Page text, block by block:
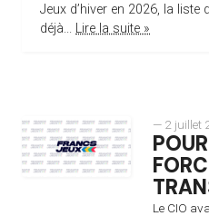
Jeux d’hiver en 2026, la
déjà... Lire la suite »
— 2 juillet
Le CIO